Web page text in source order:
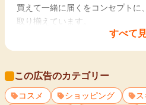
すべて
買えて一緒に届くをコンセプトに
取り揃えています。
☆「＠cosme SHOPPING（アットコ
取り扱い商品はNARS（ナーズ）、
ン）などの人気ブランドが多数 ・「
コスメショッピング）」限定のお得
この広告のカテゴリー
コスメ ショッピング